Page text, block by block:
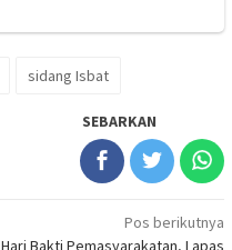
sidang Isbat
SEBARKAN
Pos berikutnya